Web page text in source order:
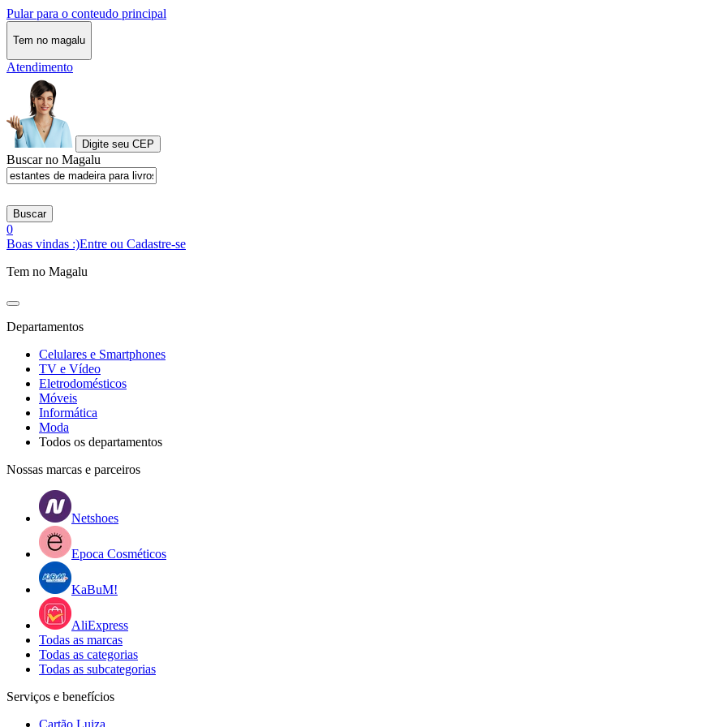
Pular para o conteudo principal
Tem no magalu
Atendimento
Digite seu CEP
Buscar no Magalu
Buscar
0
Boas vindas :)Entre ou Cadastre-se
Tem no Magalu
Departamentos
Celulares e Smartphones
TV e Vídeo
Eletrodomésticos
Móveis
Informática
Moda
Todos os departamentos
Nossas marcas e parceiros
Netshoes
Epoca Cosméticos
KaBuM!
AliExpress
Todas as marcas
Todas as categorias
Todas as subcategorias
Serviços e benefícios
Cartão Luiza